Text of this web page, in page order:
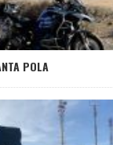
POLA